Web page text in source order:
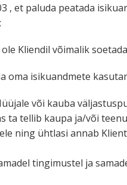
, et paluda peatada
Kliendil võimalik
oma isiku­andmete
või kauba
tellib kaupa ja/või
ning ühtlasi annab
tingi­mustel ja